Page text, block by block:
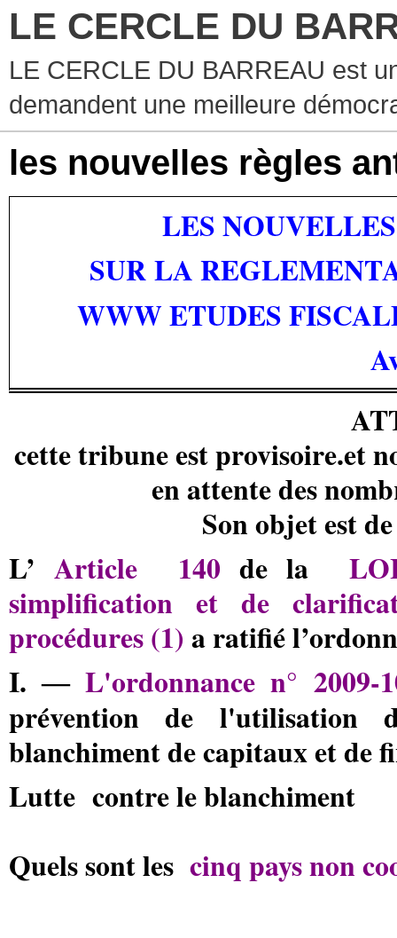
LE CERCLE DU
LE CERCLE DU BARREAU est
demandent une meilleure
les nouvelles règles
LES
SURLA
WWW ETUDES
cette tribune est provisoire.et
en attente des
Son objet est
L’ Article 140 de la
simplification et de
procédures (1) a ratifié
I. ― L'ordonnance n°
prévention de l'utilisation
blanchiment de capitaux et de
Lutte contre le blanchiment
Quels sont les cinq pays non